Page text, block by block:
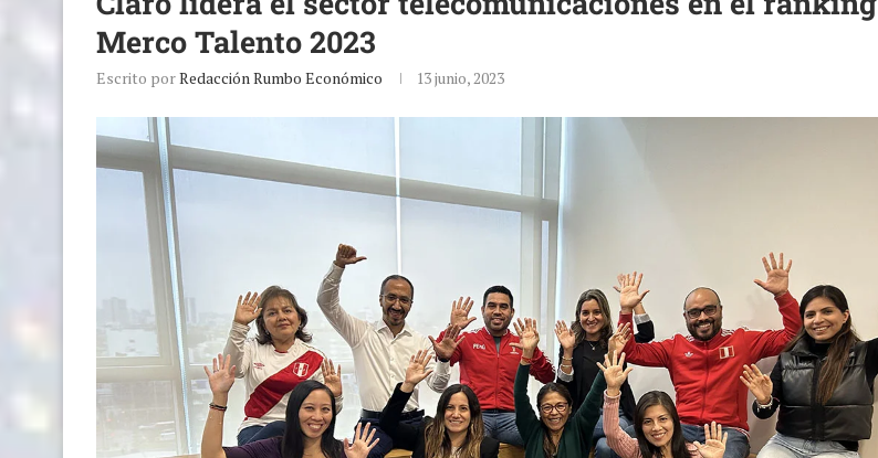
Merco Talento 2023
Escrito porRedacción Rumbo Económico 13 junio, 2023